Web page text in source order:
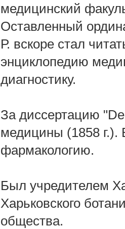
медицинский
Оставленный
Р. вскоре стал
энциклопедию
диагностику.
За диссертацию
медицины (1858 г.).
фармакологию.
Был учредителем
Харьковского
общества.